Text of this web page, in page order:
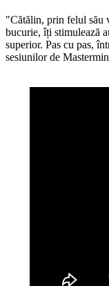
"Cătălin, prin felul său
bucurie, îți stimulează
superior. Pas cu pas,
sesiunilor de